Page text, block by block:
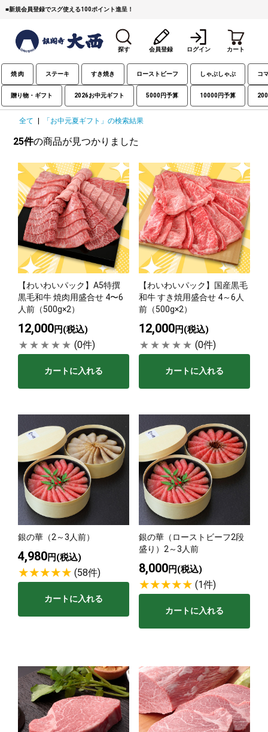
■新規会員登録でスグ使える100ポイント進呈！
探す
すき焼き 焼 肉 ステーキ
しゃぶしゃぶ コマ切れミンチ ローストビーフ
焼豚など（豚肉の加工
品）
牛丼など（牛肉の加工
品）
カレー・コロッケ・ハン
バーグ
タレ類 村沢牛 京丹波平井牛
サステナブル・和牛
（熟）
千代幻豚 贈り物・ギフト
会員登録 ログイン カート
焼 肉 ステーキ すき焼き ローストビーフ しゃぶしゃぶ コ
贈り物・ギフト 2026お中元ギフト 5000円予算 10000円予算
全て | 「お中元夏ギフト」の検索結果
25件の商品が見つかりました
【わいわいパック】A5特撰
黒毛和牛 焼肉用盛合せ 4〜6
人前（500g×2）
12,000円(税込)
(0件)
カートに入れる
【わいわいパック】国産黒毛
和牛 すき焼用盛合せ 4～6人
前（500g×2）
12,000円(税込)
(0件)
カートに入れる
銀の華（2～3人前）
4,980円(税込)
(58件)
カートに入れる
銀の華（ローストビーフ2段
盛り）2～3人前
8,000円(税込)
(1件)
カートに入れる